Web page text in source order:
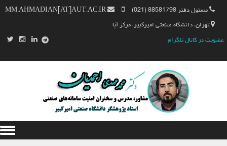
مسئول دفتر 88581798 (021)
تهران، دانشگاه صنعتی امیرکبیر، مرکز آپا
عضویت در کانال تلگرام